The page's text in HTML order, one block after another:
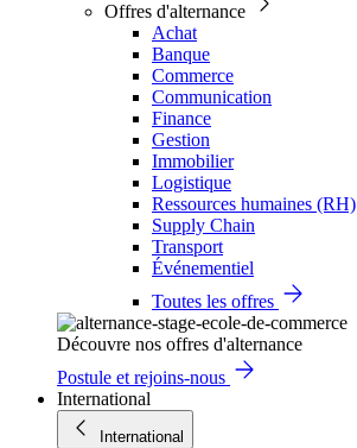
Offres d'alternance
Achat
Banque
Commerce
Communication
Finance
Gestion
Immobilier
Logistique
Ressources humaines (RH)
Supply Chain
Transport
Événementiel
Toutes les offres
Découvre nos offres d'alternance
Postule et rejoins-nous
International
International